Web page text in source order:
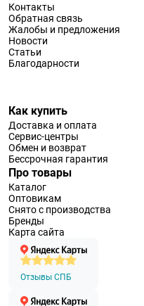
Контакты
Обратная связь
Жалобы и предложения
Новости
Статьи
Благодарности
Как купить
Доставка и оплата
Сервис-центры
Обмен и возврат
Бессрочная гарантия
Про товары
Каталог
Оптовикам
Снято с производства
Бренды
Карта сайта
Отзывы СПБ